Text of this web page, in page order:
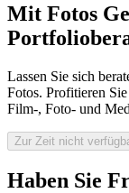
Mit Fotos
Lassen Sie sich
Fotos. Profitieren
Film-, Foto- und
Haben Sie